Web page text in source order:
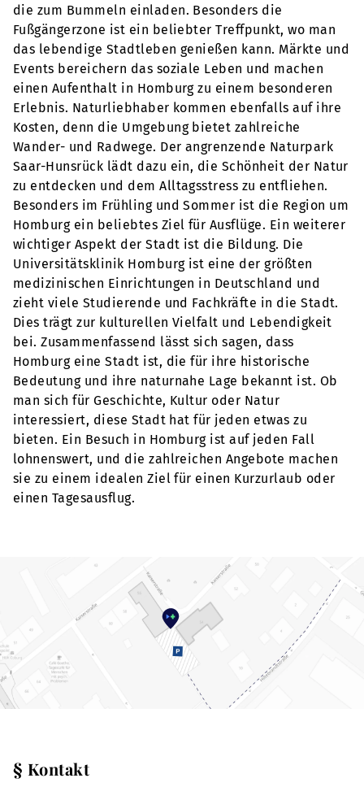
die zum Bummeln einladen. Besonders die
Fußgängerzone ist ein beliebter Treffpunkt, wo man
das lebendige Stadtleben genießen kann. Märkte und
Events bereichern das soziale Leben und machen
einen Aufenthalt in Homburg zu einem besonderen
Erlebnis. Naturliebhaber kommen ebenfalls auf ihre
Kosten, denn die Umgebung bietet zahlreiche
Wander- und Radwege. Der angrenzende Naturpark
Saar-Hunsrück lädt dazu ein, die Schönheit der Natur
zu entdecken und dem Alltagsstress zu entfliehen.
Besonders im Frühling und Sommer ist die Region um
Homburg ein beliebtes Ziel für Ausflüge. Ein weiterer
wichtiger Aspekt der Stadt ist die Bildung. Die
Universitätsklinik Homburg ist eine der größten
medizinischen Einrichtungen in Deutschland und
zieht viele Studierende und Fachkräfte in die Stadt.
Dies trägt zur kulturellen Vielfalt und Lebendigkeit
bei. Zusammenfassend lässt sich sagen, dass
Homburg eine Stadt ist, die für ihre historische
Bedeutung und ihre naturnahe Lage bekannt ist. Ob
man sich für Geschichte, Kultur oder Natur
interessiert, diese Stadt hat für jeden etwas zu
bieten. Ein Besuch in Homburg ist auf jeden Fall
lohnenswert, und die zahlreichen Angebote machen
sie zu einem idealen Ziel für einen Kurzurlaub oder
einen Tagesausflug.
§ Kontakt